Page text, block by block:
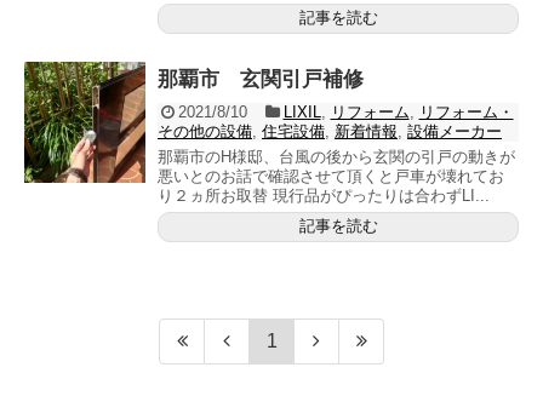
記事を読む
那覇市 玄関引戸補修
2021/8/10 LIXIL リフォーム
リフォーム・
その他の設備 住宅設備 新着情報 設備メーカー
那覇市のH様邸、台風の後から玄関の引戸の動きが
悪いとのお話で確認させて頂くと戸車が壊れてお
り２ヵ所お取替 現行品がぴったりは合わずLI...
記事を読む
1